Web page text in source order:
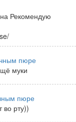
Рекомендую
пюре
муки
пюре
во рту))